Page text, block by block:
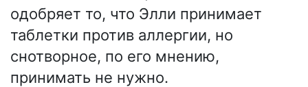
одобряет то, что Элли принимает
таблетки против аллергии, но
снотворное, по его мнению,
принимать не нужно.